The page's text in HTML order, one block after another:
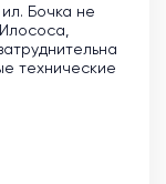
Бочка не
технические